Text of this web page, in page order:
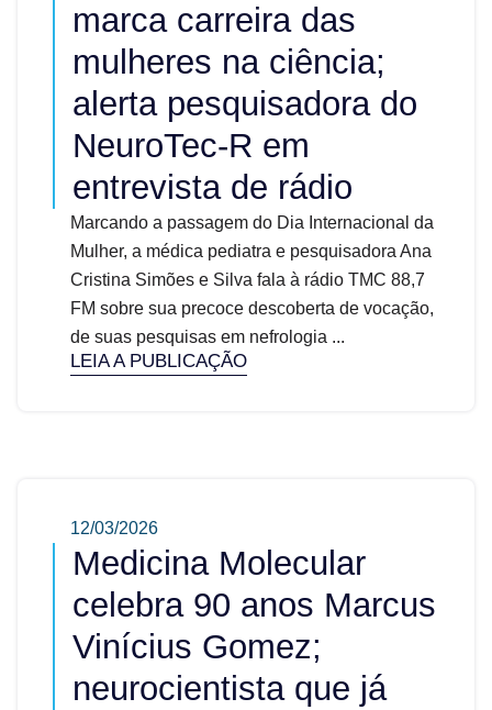
marca carreira das
mulheres na ciência;
alerta pesquisadora do
NeuroTec-R em
entrevista de rádio
Marcando a passagem do Dia Internacional da
Mulher, a médica pediatra e pesquisadora Ana
Cristina Simões e Silva fala à rádio TMC 88,7
FM sobre sua precoce descoberta de vocação,
de suas pesquisas em nefrologia ...
LEIA A PUBLICAÇÃO
12/03/2026
Medicina Molecular
celebra 90 anos Marcus
Vinícius Gomez;
neurocientista que já